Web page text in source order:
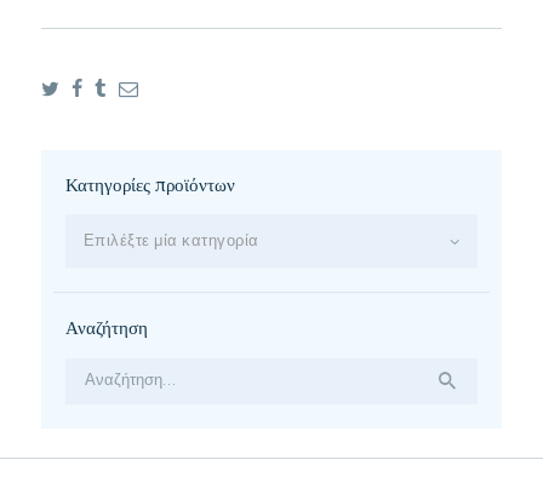
Κατηγορίες προϊόντων
Επιλέξτε μία κατηγορία
Αναζήτηση
Αναζήτηση